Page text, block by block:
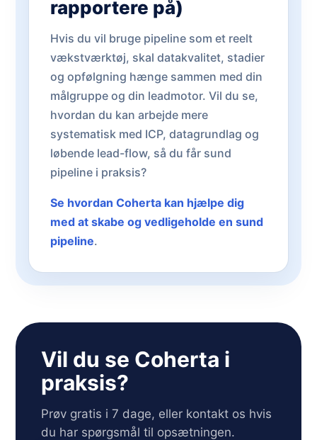
rapportere på)
Hvis du vil bruge pipeline som et reelt
vækstværktøj, skal datakvalitet, stadier
og opfølgning hænge sammen med din
målgruppe og din leadmotor. Vil du se,
hvordan du kan arbejde mere
systematisk med ICP, datagrundlag og
løbende lead-flow, så du får sund
pipeline i praksis?
Se hvordan Coherta kan hjælpe dig
med at skabe og vedligeholde en sund
pipeline.
Vil du se Coherta i
praksis?
Prøv gratis i 7 dage, eller kontakt os hvis
du har spørgsmål til opsætningen.